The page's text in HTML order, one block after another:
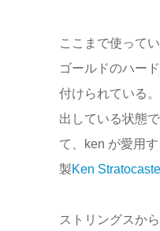
ここまで使って
ゴールドのハー
付けられている
出している状態
て、ken が愛用
製Ken
ストリングスか